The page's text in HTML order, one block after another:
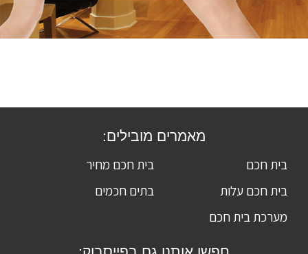
מאמרים מובילים:
בית חכם
בית חכם מחיר
בית חכם עלות
בתים חכמים
מערכת בית חכם